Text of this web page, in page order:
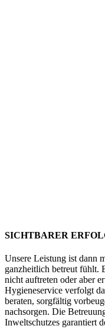
SICHTBARER
Unsere Leistung ist dann
ganzheitlich betreut fühlt.
nicht auftreten oder aber
Hygieneservice verfolgt
beraten, sorgfältig
nachsorgen. Die
Inweltschutzes garantiert